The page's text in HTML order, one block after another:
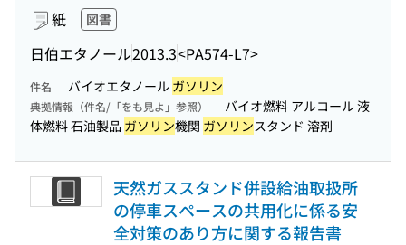
紙 図書
日伯エタノール2013.3<PA574-L7>
件名 バイオエタノール ガソリン
典拠情報（件名/「をも見よ」参照）
バイオ燃料 アルコール 液
体燃料 石油製品 ガソリン機関 ガソリンスタンド 溶剤
天然ガススタンド併設給油取扱所
の停車スペースの共用化に係る安
全対策のあり方に関する報告書